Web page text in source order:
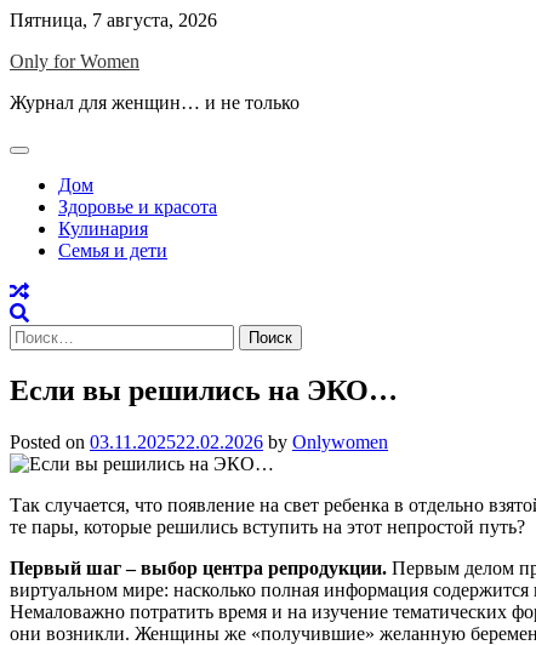
Skip
content
Пятница, 7 августа, 2026
Only for Women
Журнал для женщин… и не только
Дом
Здоровье и красота
Кулинария
Семья и дети
Найти:
Если вы решились на ЭКО…
Posted on 03.11.202522.02.2026 by Onlywomen
Так случается, что появление на свет ребенка в отдельно
те пары, которые решились вступить на этот непростой путь?
Первый шаг – выбор центра репродукции. Первым делом
виртуальном мире: насколько полная информация
Немаловажно потратить время и на изучение тематических
они возникли. Женщины же «получившие» желанную